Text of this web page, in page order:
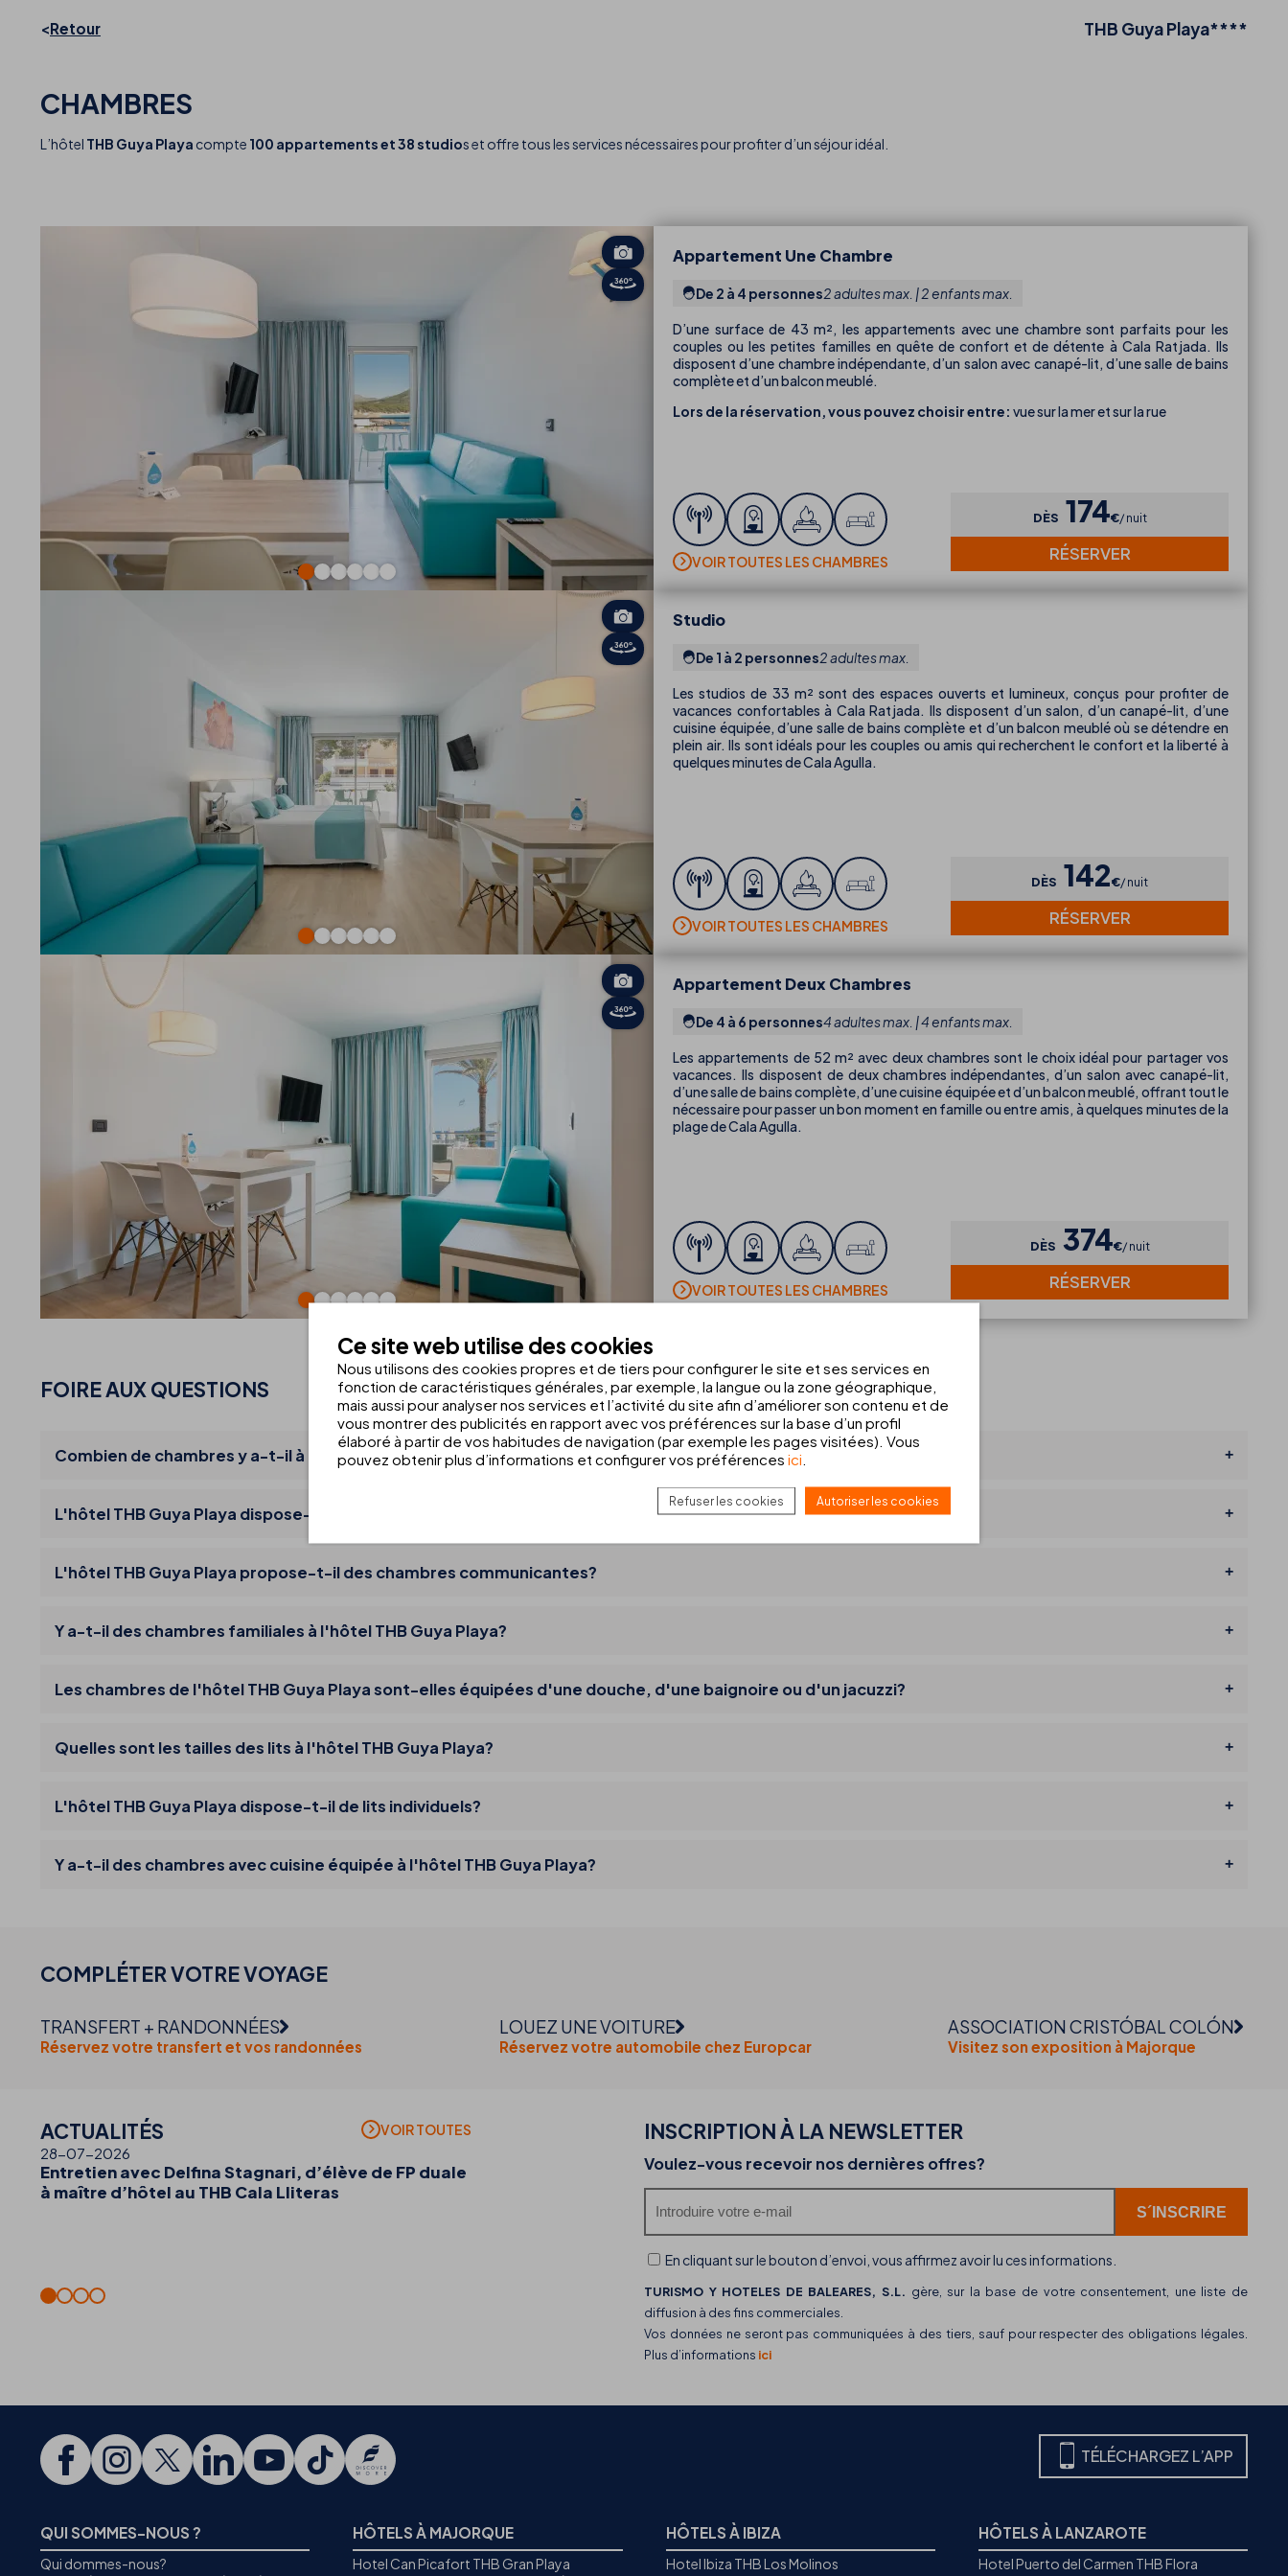
Retour THB Guya Playa****
CHAMBRES
L’hôtel THB Guya Playa compte 100 appartements et 38 studios et offre tous les services nécessaires pour profiter d’un séjour idéal.
Appartement Une Chambre
De 2 à 4 personnes2 adultes max. | 2 enfants max.
D’une surface de 43 m², les appartements avec une chambre sont parfaits pour les
couples ou les petites familles en quête de confort et de détente à Cala Ratjada. Ils
disposent d’une chambre indépendante, d’un salon avec canapé-lit, d’une salle de bains
complète et d’un balcon meublé.
Lors de la réservation, vous pouvez choisir entre: vue sur la mer et sur la rue
VOIR TOUTES LES CHAMBRES
DÈS 174€ nuit
RÉSERVER
Studio
De 1 à 2 personnes2 adultes max.
Les studios de 33 m² sont des espaces ouverts et lumineux, conçus pour profiter de
vacances confortables à Cala Ratjada. Ils disposent d’un salon, d’un canapé-lit, d’une
cuisine équipée, d’une salle de bains complète et d’un balcon meublé où se détendre en
plein air. Ils sont idéals pour les couples ou amis qui recherchent le confort et la liberté à
quelques minutes de Cala Agulla.
VOIR TOUTES LES CHAMBRES
DÈS 142€ nuit
RÉSERVER
Appartement Deux Chambres
De 4 à 6 personnes4 adultes max. | 4 enfants max.
Les appartements de 52 m² avec deux chambres sont le choix idéal pour partager vos
vacances. Ils disposent de deux chambres indépendantes, d’un salon avec canapé-lit,
d’une salle de bains complète, d’une cuisine équipée et d’un balcon meublé, offrant tout le
nécessaire pour passer un bon moment en famille ou entre amis, à quelques minutes de la
plage de Cala Agulla.
VOIR TOUTES LES CHAMBRES
DÈS 374€ nuit
RÉSERVER
FOIRE AUX QUESTIONS
Combien de chambres y a-t-il à l'hôtel THB Guya Playa?
L'hôtel THB Guya Playa dispose-t-il de chambres avec vue?
L'hôtel THB Guya Playa propose-t-il des chambres communicantes?
Y a-t-il des chambres familiales à l'hôtel THB Guya Playa?
Les chambres de l'hôtel THB Guya Playa sont-elles équipées d'une douche, d'une baignoire ou d'un jacuzzi?
Quelles sont les tailles des lits à l'hôtel THB Guya Playa?
L'hôtel THB Guya Playa dispose-t-il de lits individuels?
Y a-t-il des chambres avec cuisine équipée à l'hôtel THB Guya Playa?
COMPLÉTER VOTREVOYAGE
TRANSFERT + RANDONNÉES
Réservez votre transfert et vos randonnées
LOUEZ UNE VOITURE
Réservez votre automobile chez Europcar
ASSOCIATION CRISTÓBAL COLÓN
Visitez son exposition à Majorque
ACTUALITÉS VOIR TOUTES
28-07-2026
Entretien avec Delfina Stagnari, d’élève de FP duale
à maître d’hôtel au THB Cala Lliteras
Découvrez les food trucks de THB hotels et leur
offre gastronomique
THB hotels intègre WhatsApp comme nouveau
canal de service client
INSCRIPTION À LA NEWSLETTER
Voulez-vous recevoir nos dernières offres?
En cliquant sur le bouton d’envoi, vous affirmez avoir lu ces informations.
TURISMO Y HOTELES DE BALEARES, S.L. gère, sur la base de votre consentement, une liste de
diffusion à des fins commerciales.
Vos données ne seront pas communiquées à des tiers, sauf pour respecter des obligations légales.
Plus d’informations ici
TÉLÉCHARGEZ L’APP
QUI SOMMES-NOUS ?
Qui dommes-nous?
HÔTELS À MAJORQUE
Hotel Can Picafort THB Gran Playa
HÔTELS À IBIZA
Hotel Ibiza THB Los Molinos
HÔTELS À LANZAROTE
Hotel Puerto del Carmen THB Flora
Ce site web utilise des cookies
Nous utilisons des cookies propres et de tiers pour configurer le site et ses services en
fonction de caractéristiques générales, par exemple, la langue ou la zone géographique,
mais aussi pour analyser nos services et l’activité du site afin d’améliorer son contenu et de
vous montrer des publicités en rapport avec vos préférences sur la base d’un profil
élaboré à partir de vos habitudes de navigation (par exemple les pages visitées). Vous
pouvez obtenir plus d’informations et configurer vos préférences ici
Refuser les cookies Autoriser les cookies